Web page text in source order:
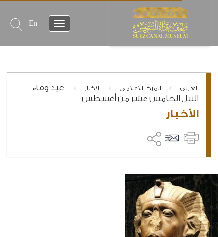
En
العربي > المركز الاعلامي > الاخبار >
عيد وفاء
النيل الخامس عشر من أغسطس
الأخبار